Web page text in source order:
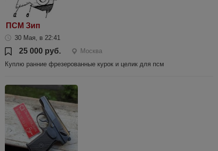
ПСМ Зип
30 Мая, в 22:41
25 000 руб.
Москва
Куплю ранние фрезерованные курок и целик для псм